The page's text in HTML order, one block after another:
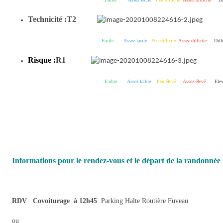
Technicité :T2
Facile Assez facile Peu difficile Assez difficile
Risque :R1
Faible Assez faible Peu élevé Assez élevé
Informations pour le rendez-vous et le départ de la randonnée
RDV Covoiturage à 12h45 Parking Halte Routière Fuveau
ou